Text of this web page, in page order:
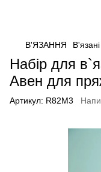
В'ЯЗАННЯ
Набір для
Авен для
Артикул: R82M3